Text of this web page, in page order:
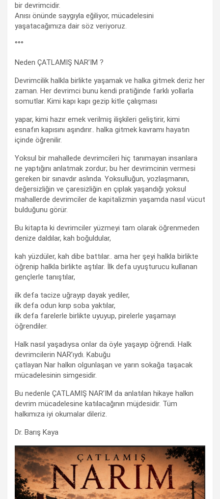
bir devrimcidir.
Anısı önünde saygıyla eğiliyor, mücadelesini
yaşatacağımıza dair söz veriyoruz.
°°°
Neden ÇATLAMIŞ NAR’IM ?
Devrimcilik halkla birlikte yaşamak ve halka gitmek deriz her
zaman. Her devrimci bunu kendi pratiğinde farklı yollarla
somutlar. Kimi kapı kapı gezip kitle çalışması
yapar, kimi hazır emek verilmiş ilişkileri geliştirir, kimi
esnafın kapısını aşındırır.. halka gitmek kavramı hayatın
içinde öğrenilir.
Yoksul bir mahallede devrimcileri hiç tanımayan insanlara
ne yaptığını anlatmak zordur; bu her devrimcinin vermesi
gereken bir sınavdır aslında. Yoksulluğun, yozlaşmanın,
değersizliğin ve çaresizliğin en çıplak yaşandığı yoksul
mahallerde devrimciler de kapitalizmin yaşamda nasıl vücut
bulduğunu görür.
Bu kitapta ki devrimciler yüzmeyi tam olarak öğrenmeden
denize daldılar, kah boğuldular,
kah yüzdüler, kah dibe battılar.. ama her şeyi halkla birlikte
öğrenip halkla birlikte aştılar. İlk defa uyuşturucu kullanan
gençlerle tanıştılar,
ilk defa tacize uğrayıp dayak yediler,
ilk defa odun kırıp soba yaktılar,
ilk defa farelerle birlikte uyuyup, pirelerle yaşamayı
öğrendiler.
Halk nasıl yaşadıysa onlar da öyle yaşayıp öğrendi. Halk
devrimcilerin NAR’ıydı. Kabuğu
çatlayan Nar halkın olgunlaşan ve yarın sokağa taşacak
mücadelesinin simgesidir.
Bu nedenle ÇATLAMIŞ NAR’IM da anlatılan hikaye halkın
devrim mücadelesine katılacağının müjdesidir. Tüm
halkımıza iyi okumalar dileriz.
Dr. Barış Kaya